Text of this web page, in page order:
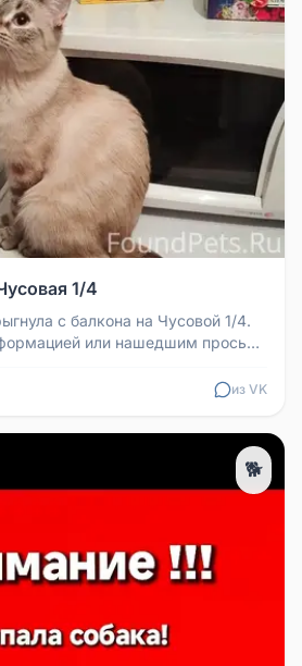
1/4
с балкона на Чусовой 1/4.
или нашедшим просьба
из VK
🐕